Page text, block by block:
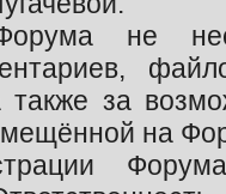
не
также за
на